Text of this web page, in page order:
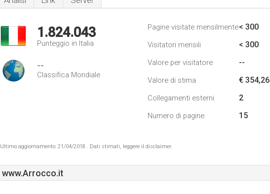
1.824.043
Punteggio in Italia
--
Classifica Mondiale
Pagine visitate mensilmente< 300
Visitatori mensili < 300
Valore per visitatore --
Valore di stima € 354,26
Collegamenti esterni 2
Numero di pagine 15
Ultimo aggiornamento: 21/04/2018 . Dati stimati, leggere il disclaimer.
www.Arrocco.it